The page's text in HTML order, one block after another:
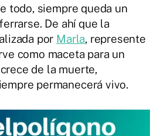
todo, siempre queda un
De ahí que la
por Marla, represente
como maceta para un
de la muerte,
permanecerá vivo.